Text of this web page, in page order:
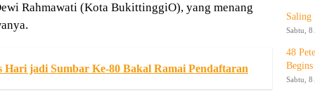
Rahmawati (Kota BukittinggiO), yang menang
Hari jadi Sumbar Ke-80 Bakal Ramai Pendaftaran
Saling
Sabtu, 8
48
Sabtu, 8